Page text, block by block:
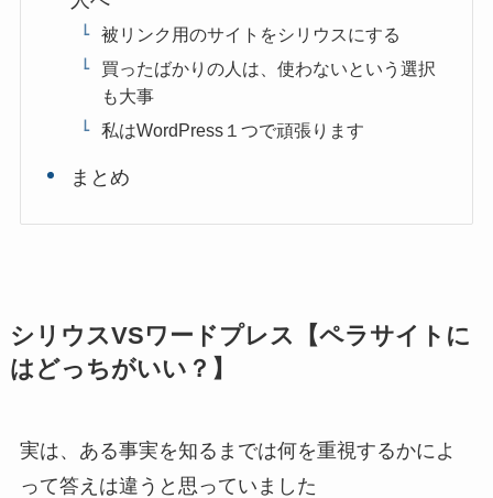
被リンク用のサイトをシリウスにする
買ったばかりの人は、使わないという選択
も大事
私はWordPress１つで頑張ります
まとめ
シリウスVSワードプレス【ペラサイトに
はどっちがいい？】
実は、ある事実を知るまでは何を重視するかによ
って答えは違うと思っていました